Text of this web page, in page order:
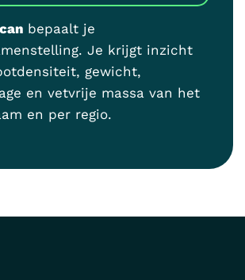
bepaalt je
Je krijgt inzicht
gewicht,
en vetvrije massa van het
en per regio.